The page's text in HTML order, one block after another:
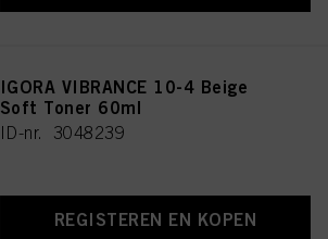
IGORA VIBRANCE 10-4 Beige
Soft Toner 60ml
ID-nr. 3048239
REGISTEREN EN KOPEN